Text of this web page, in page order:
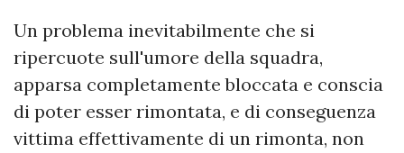
Un problema inevitabilmente che si
ripercuote sull'umore della squadra,
apparsa completamente bloccata e conscia
di poter esser rimontata, e di conseguenza
vittima effettivamente di un rimonta, non